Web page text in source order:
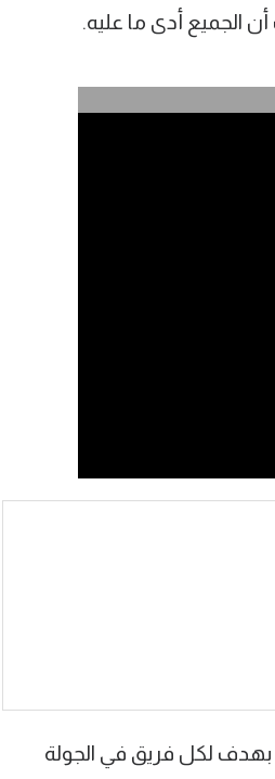
أدى ما عليه.
لكل فريق في الجولة